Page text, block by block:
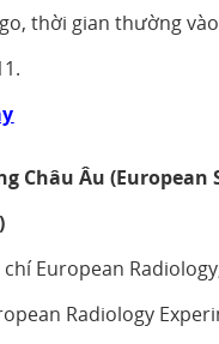
thời gian thường
Châu Âu (European
European
Radiology